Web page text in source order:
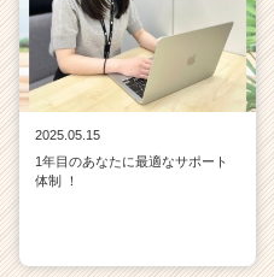
2025.05.15
1年目のあなたに最適なサポート
体制 ！